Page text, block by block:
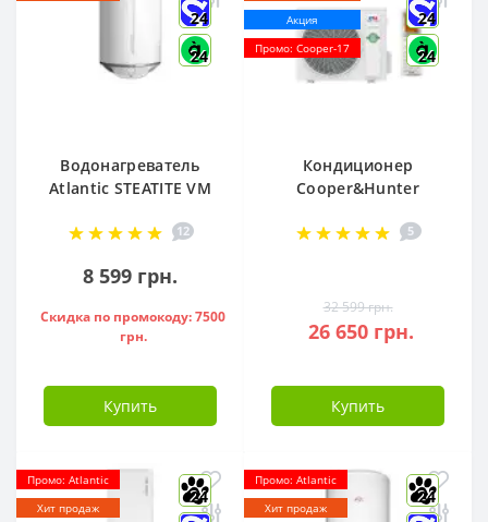
24
24
Водонагреватель
Atlantic STEATITE VM
851188
12
8 599 грн.
Скидка по промокоду: 7500
грн.
Купить
Акция
Промо: Cooper-17
24
24
Кондиционер
Cooper&Hunter
S12FTXLA2-NG (WI-
5
32 599 грн.
26 650 грн.
Купить
Промо: Atlantic
Хит продаж
24
Промо: Atlantic
Хит продаж
24